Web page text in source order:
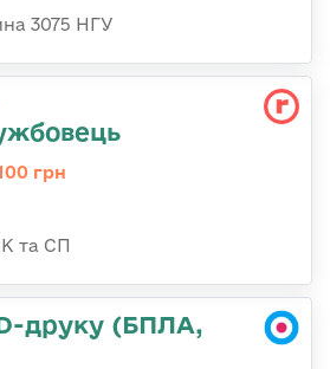
3075 НГУ
грн
та СП
друку (БПЛА,